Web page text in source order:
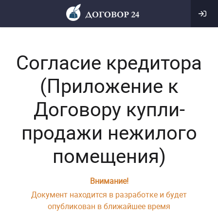
Согласие кредитора
(Приложение к
Договору купли-
продажи нежилого
помещения)
Внимание!
Документ находится в разработке и будет
опубликован в ближайшее время